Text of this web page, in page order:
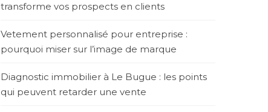
transforme vos prospects en clients
Vetement personnalisé pour entreprise :
pourquoi miser sur l’image de marque
Diagnostic immobilier à Le Bugue : les points
qui peuvent retarder une vente